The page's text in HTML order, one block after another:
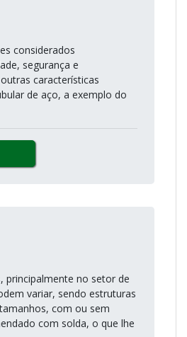
considerados
segurança e
características
de aço, a exemplo do
principalmente no setor de
variar, sendo estruturas
com ou sem
com solda, o que lhe